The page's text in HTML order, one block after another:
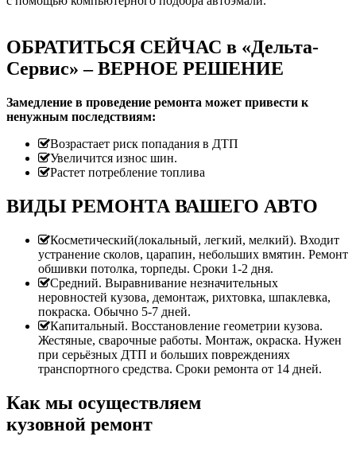
ОБРАТИТЬСЯ СЕЙЧАС в «Дельта-
Сервис» – ВЕРНОЕ РЕШЕНИЕ
Замедление в проведение ремонта может привести к
ненужным последствиям:
Возрастает риск попадания в ДТП
Увеличится износ шин.
Растет потребление топлива
ВИДЫ РЕМОНТА ВАШЕГО АВТО
Косметический(локальный, легкий, мелкий). Входит
устранение сколов, царапин, небольших вмятин. Ремонт
обшивки потолка, торпеды. Сроки 1-2 дня.
Средний. Выравнивание незначительных
неровностей кузова, демонтаж, рихтовка, шпаклевка,
покраска. Обычно 5-7 дней.
Капитальный. Восстановление геометрии кузова.
Жестяные, сварочные работы. Монтаж, окраска. Нужен
при серьёзных ДТП и больших повреждениях
транспортного средства. Сроки ремонта от 14 дней.
Как мы осуществляем
кузовной ремонт